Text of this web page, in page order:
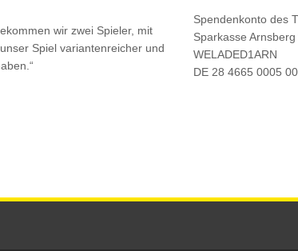
wir zwei Spieler, mit
Spiel variantenreicher und
Spendenkonto des
Sparkasse
WELADED1ARN
DE 28 4665 0005